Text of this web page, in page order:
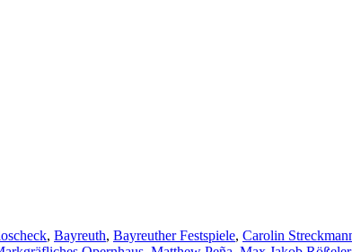
, Bayreuth, Bayreuther Festspiele, Carolin